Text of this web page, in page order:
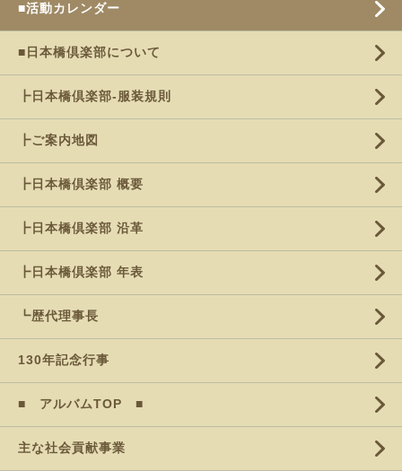
■活動カレンダー
■日本橋倶楽部について
┣日本橋倶楽部-服装規則
┣ご案内地図
┣日本橋倶楽部 概要
┣日本橋倶楽部 沿革
┣日本橋倶楽部 年表
┗歴代理事長
130年記念行事
■ アルバムTOP ■
主な社会貢献事業